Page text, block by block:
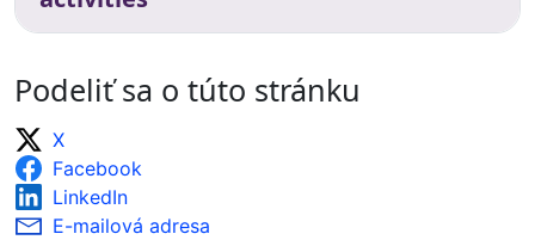
Podeliť sa o túto stránku
X
Facebook
LinkedIn
E-mailová adresa